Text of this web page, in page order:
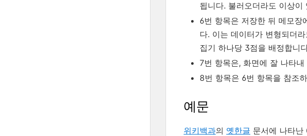
됩니다. 불러오더라도 이상이
6번 항목은 저장한 뒤 메모장
다. 이는 데이터가 변형되더
집기 하나당 3점을 배정합니
7번 항목은, 화면에 잘 나타
8번 항목은 6번 항목을 참조
예문
위키백과의 옛한글 문서에 나타난